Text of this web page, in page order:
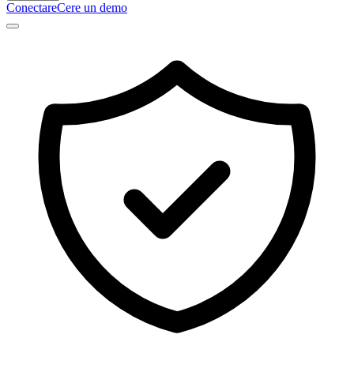
ConectareCere un demo